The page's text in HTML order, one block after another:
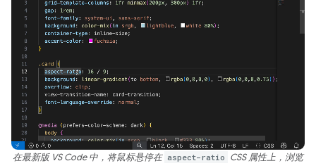
在最新版 VS Code 中，将鼠标悬停在 aspect-ratio CSS 属性上，浏览